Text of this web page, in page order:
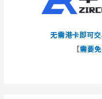
无需港卡即可交
【需要